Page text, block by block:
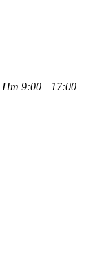
Пт 9:00—17:00